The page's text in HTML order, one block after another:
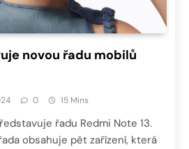
novou řadu mobilů
0 15 Mins
řadu Redmi Note 13.
obsahuje pět zařízení, která